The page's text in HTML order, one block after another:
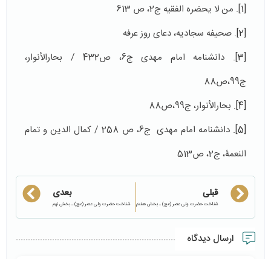
[1] . من لا یحضره الفقیه ج2، ص 613
[2] . صحیفه سجادیه، دعای روز عرفه
[3]
. دانشنامه امام مهدی ج6، ص432 / بحارالأنوار،
ج99،ص88
[4] . بحارالأنوار، ج99،ص88
[5]
. دانشنامه امام مهدی ج6، ص 258 / کمال الدین و تمام
النعمۀ، ج2، ص513
قبلی
شناخت حضرت ولی عصر (عج) ـ بخش هفتم
بعدی
شناخت حضرت ولی عصر (عج) ـ بخش نهم
ارسال دیدگاه